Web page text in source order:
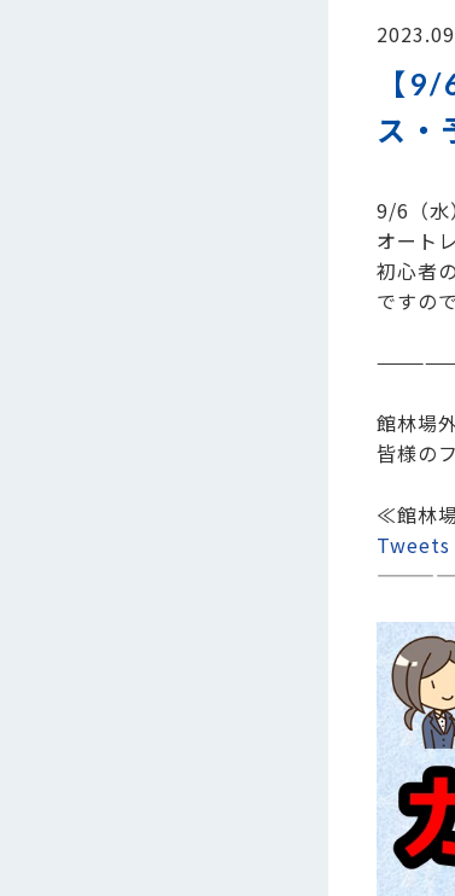
【
ス・
9/6（水
オート
初心者
ですの
館林場
皆様の
≪館林